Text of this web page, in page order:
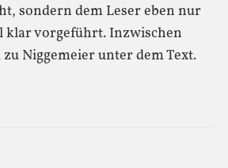
sondern dem Leser eben nur
klar vorgeführt. Inzwischen
Niggemeier unter dem Text.